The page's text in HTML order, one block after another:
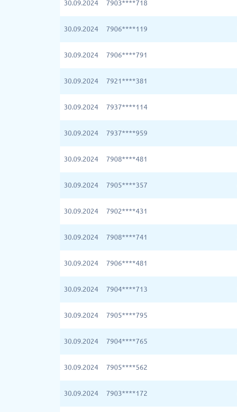
30.09.2024 7903****718
30.09.2024 7906****119
30.09.2024 7906****791
30.09.2024 7921****381
30.09.2024 7937****114
30.09.2024 7937****959
30.09.2024 7908****481
30.09.2024 7905****357
30.09.2024 7902****431
30.09.2024 7908****741
30.09.2024 7906****481
30.09.2024 7904****713
30.09.2024 7905****795
30.09.2024 7904****765
30.09.2024 7905****562
30.09.2024 7903****172